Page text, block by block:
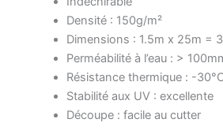
Densité : 150g/m²
Dimensions : 1.5m x 25m =
Perméabilité à l’eau : >
Résistance thermique : -
Stabilité aux UV : excellente
Découpe : facile au cutter